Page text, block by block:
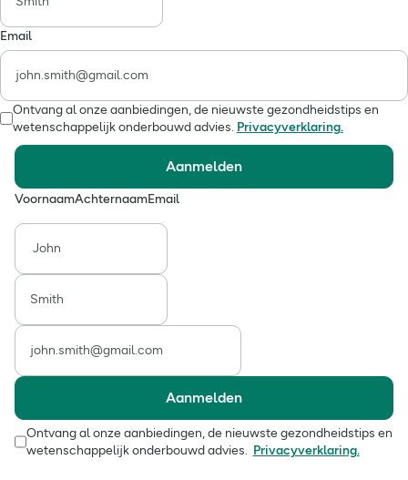
Email
Ontvang al onze aanbiedingen, de nieuwste gezondheidstips en
wetenschappelijk onderbouwd advies. Privacyverklaring.
Aanmelden
VoornaamAchternaamEmail
Aanmelden
Ontvang al onze aanbiedingen, de nieuwste gezondheidstips en
wetenschappelijk onderbouwd advies. Privacyverklaring.